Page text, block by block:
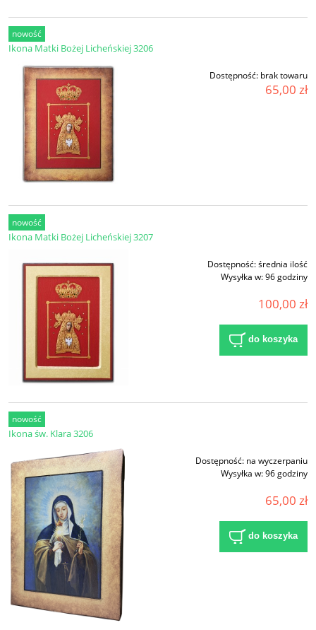
Ikona Matki Bożej Licheńskiej 3206
Dostępność: brak towaru
65,00 zł
nowość
Ikona Matki Bożej Licheńskiej 3207
Dostępność:średnia ilość
Wysyłka w:96 godziny
100,00 zł
do koszyka
nowość
Ikona św. Klara 3206
Dostępność: na wyczerpaniu
Wysyłka w:96 godziny
65,00 zł
do koszyka
nowość